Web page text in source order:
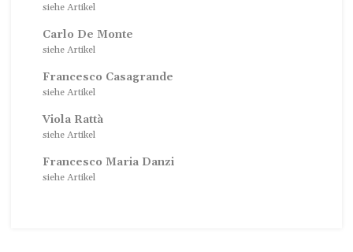
siehe Artikel
Carlo De Monte
siehe Artikel
Francesco Casagrande
siehe Artikel
Viola Rattà
siehe Artikel
Francesco Maria Danzi
siehe Artikel